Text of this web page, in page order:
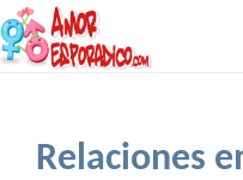
Relaciones